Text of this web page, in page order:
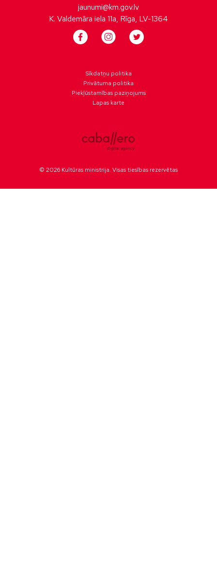
jaunumi@km.gov.lv
K. Valdemāra iela 11a, Rīga, LV-1364
Sīkdatņu politika
Privātuma politika
Piekļūstamības paziņojums
Lapas karte
© 2026 Kultūras ministrija. Visas tiesības rezervētas